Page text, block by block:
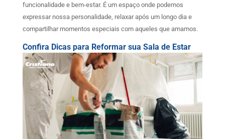
funcionalidade e bem-estar. É um espaço onde podemos
expressar nossa personalidade, relaxar após um longo dia e
compartilhar momentos especiais com aqueles que amamos.
Confira Dicas para Reformar sua Sala de Estar